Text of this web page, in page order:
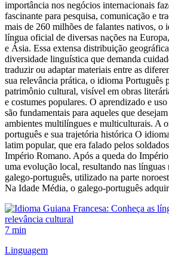
importância nos negócios internacionais
fascinante para pesquisa, comunicação e
mais de 260 milhões de falantes nativos, o
língua oficial de diversas nações na
e Ásia. Essa extensa distribuição
diversidade linguística que demanda
traduzir ou adaptar materiais entre as
sua relevância prática, o idioma Português
patrimônio cultural, visível em obras
e costumes populares. O aprendizado e
são fundamentais para aqueles que
ambientes multilíngues e multiculturais. A
português e sua trajetória histórica O
latim popular, que era falado pelos
Império Romano. Após a queda do
uma evolução local, resultando nas
galego-português, utilizado na parte
Na Idade Média, o galego-português
7 min
Linguagem